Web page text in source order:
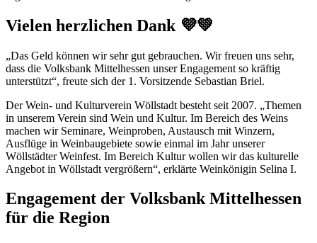
Vielen herzlichen Dank 💜💚
„Das Geld können wir sehr gut gebrauchen. Wir freuen uns sehr,
dass die Volksbank Mittelhessen unser Engagement so kräftig
unterstützt“, freute sich der 1. Vorsitzende Sebastian Briel.
Der Wein- und Kulturverein Wöllstadt besteht seit 2007. „Themen
in unserem Verein sind Wein und Kultur. Im Bereich des Weins
machen wir Seminare, Weinproben, Austausch mit Winzern,
Ausflüge in Weinbaugebiete sowie einmal im Jahr unserer
Wöllstädter Weinfest. Im Bereich Kultur wollen wir das kulturelle
Angebot in Wöllstadt vergrößern“, erklärte Weinkönigin Selina I.
Engagement der Volksbank Mittelhessen
für die Region